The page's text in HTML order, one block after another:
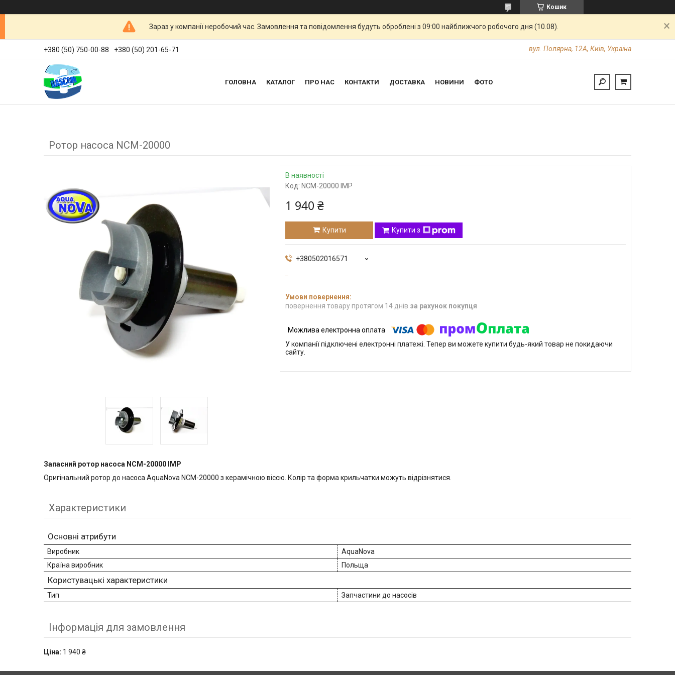
Кошик
Зараз у компанії неробочий час. Замовлення та повідомлення будуть оброблені з 09:00 найближчого робочого дня (10.08).
+380 (50) 750-00-88 +380 (50) 201-65-71 вул. Полярна, 12А, Київ, Україна
ГОЛОВНА КАТАЛОГ ПРО НАС КОНТАКТИ ДОСТАВКА НОВИНИ ФОТО
Ротор насоса NCM-20000
В наявності
Код: NCM-20000 IMP
1 940 ₴
Купити Купити з
+380502016571
повернення товару протягом 14 днів за рахунок покупця
У компанії підключені електронні платежі. Тепер ви можете купити будь-який товар не покидаючи
сайту.
Запасний ротор насоса NCM-20000 IMP
Оригінальний ротор до насоса AquaNova NCM-20000 з керамічною віссю. Колір та форма крильчатки можуть відрізнятися.
Характеристики
Основні атрибути
Виробник
AquaNova
Країна виробник
Польща
Користувацькі характеристики
Тип Запчастини до насосів
Інформація для замовлення
Ціна: 1 940 ₴